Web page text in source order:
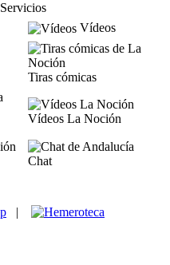
Servicios
Vídeos
Tiras cómicas
Vídeos La Noción
Chat
|